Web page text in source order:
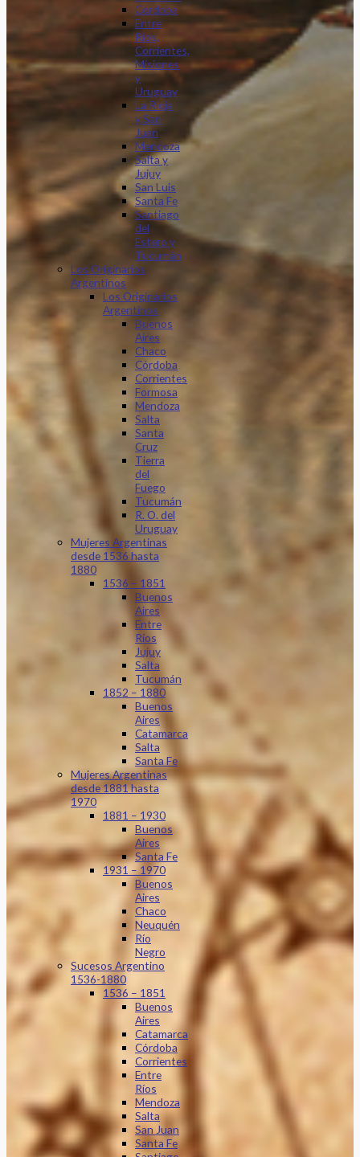
Córdoba
Entre
Ríos,
Corrientes,
Misiones
y
Uruguay
La Rioja
y San
Juan
Mendoza
Salta y
Jujuy
San Luis
Santa Fe
Santiago
del
Estero y
Tucumán
Los Originarios
Argentinos
Los Originarios
Argentinos
Buenos
Aires
Chaco
Córdoba
Corrientes
Formosa
Mendoza
Salta
Santa
Cruz
Tierra
del
Fuego
Tucumán
R. O. del
Uruguay
Mujeres Argentinas
desde 1536 hasta
1880
1536 – 1851
Buenos
Aires
Entre
Ríos
Jujuy
Salta
Tucumán
1852 – 1880
Buenos
Aires
Catamarca
Salta
Santa Fe
Mujeres Argentinas
desde 1881 hasta
1970
1881 – 1930
Buenos
Aires
Santa Fe
1931 – 1970
Buenos
Aires
Chaco
Neuquén
Río
Negro
Sucesos Argentino
1536-1880
1536 – 1851
Buenos
Aires
Catamarca
Córdoba
Corrientes
Entre
Ríos
Mendoza
Salta
San Juan
Santa Fe